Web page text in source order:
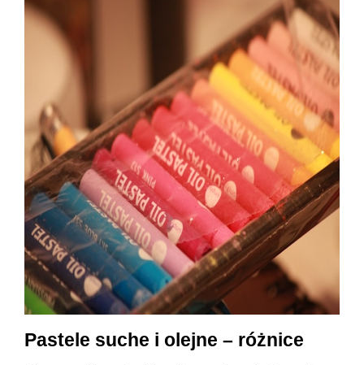
Pastele suche i olejne – różnice